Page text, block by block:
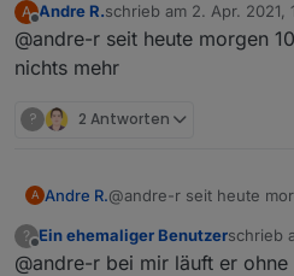
A
Offline
Andre R.schrieb am 2. Apr. 2021,
zuletzt editiert von
@andre-r seit heute morgen
nichts mehr
? 2 Antworten
A Andre R.@andre-r seit heute
?
Offline
Ein ehemaliger Benutzerschrieb
zuletzt
@andre-r bei mir läuft er ohne